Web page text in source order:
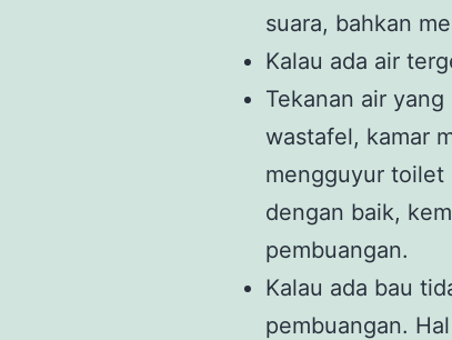
suara, bahkan
Kalau ada air
Tekanan air
wastafel, kamar
mengguyur toilet
dengan baik,
pembuangan.
Kalau ada bau
pembuangan.